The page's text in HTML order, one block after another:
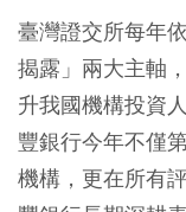
臺灣證交所每年
揭露」兩大主軸
升我國機構投資
豐銀行今年不僅
機構，更在所有